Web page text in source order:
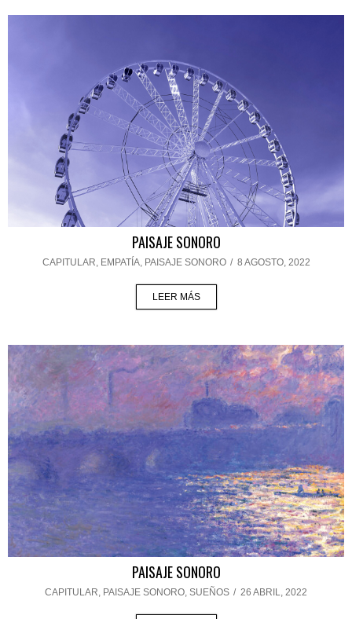
PAISAJE SONORO
CAPITULAR, EMPATÍA, PAISAJE SONORO / 8 AGOSTO, 2022
LEER MÁS
PAISAJE SONORO
CAPITULAR, PAISAJE SONORO, SUEÑOS / 26 ABRIL, 2022